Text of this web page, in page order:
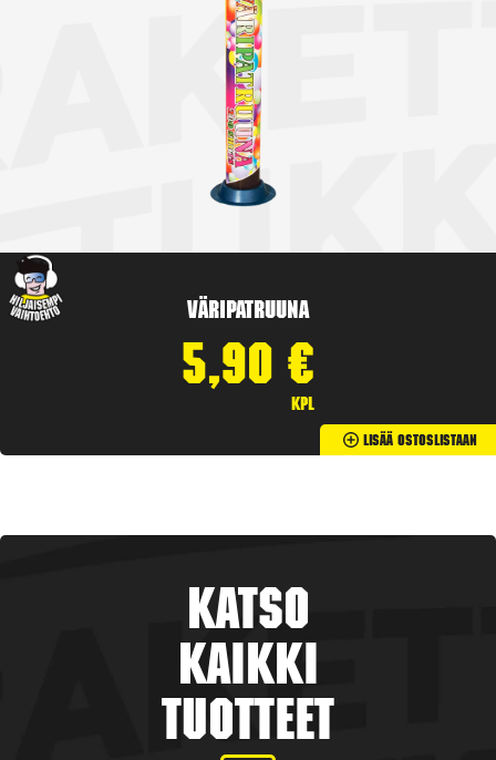
Väripatruuna
5,90 €
kpl
Lisää Ostoslistaan
Katso
kaikki
tuotteet